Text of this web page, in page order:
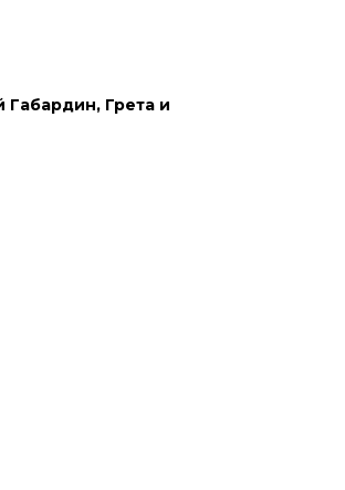
Габардин, Грета и